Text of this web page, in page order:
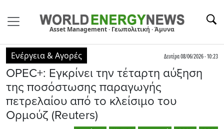
Asset Management · Γεωπολιτική · Άμυνα
Ενέργεια & Αγορές Δευτέρα 08/06/2026 - 10:23
OPEC+: Εγκρίνει την τέταρτη αύξηση
της ποσόστωσης παραγωγής
πετρελαίου από το κλείσιμο του
Ορμούζ (Reuters)